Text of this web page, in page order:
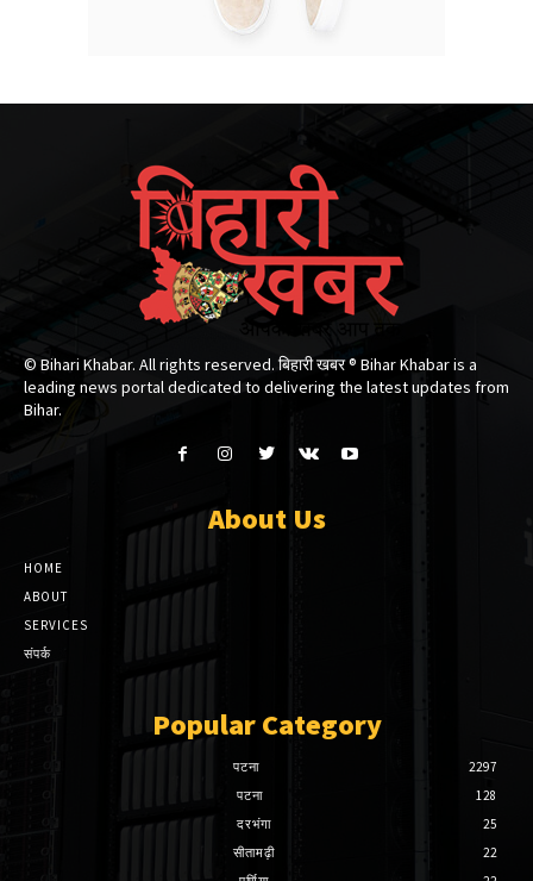
© Bihari Khabar. All rights reserved. बिहारी खबर ®​ Bihar Khabar is a
leading news portal dedicated to delivering the latest updates from
Bihar.
About Us
HOME
ABOUT
SERVICES
संपर्क
Popular Category
पटना
2297
पटना
128
दरभंगा
25
सीतामढ़ी
22